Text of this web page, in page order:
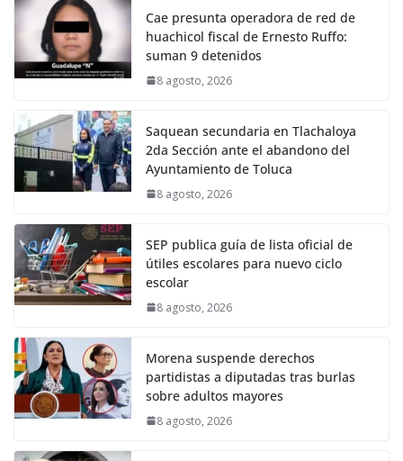
Cae presunta operadora de red de
huachicol fiscal de Ernesto Ruffo:
suman 9 detenidos
8 agosto, 2026
Saquean secundaria en Tlachaloya
2da Sección ante el abandono del
Ayuntamiento de Toluca
8 agosto, 2026
SEP publica guía de lista oficial de
útiles escolares para nuevo ciclo
escolar
8 agosto, 2026
Morena suspende derechos
partidistas a diputadas tras burlas
sobre adultos mayores
8 agosto, 2026